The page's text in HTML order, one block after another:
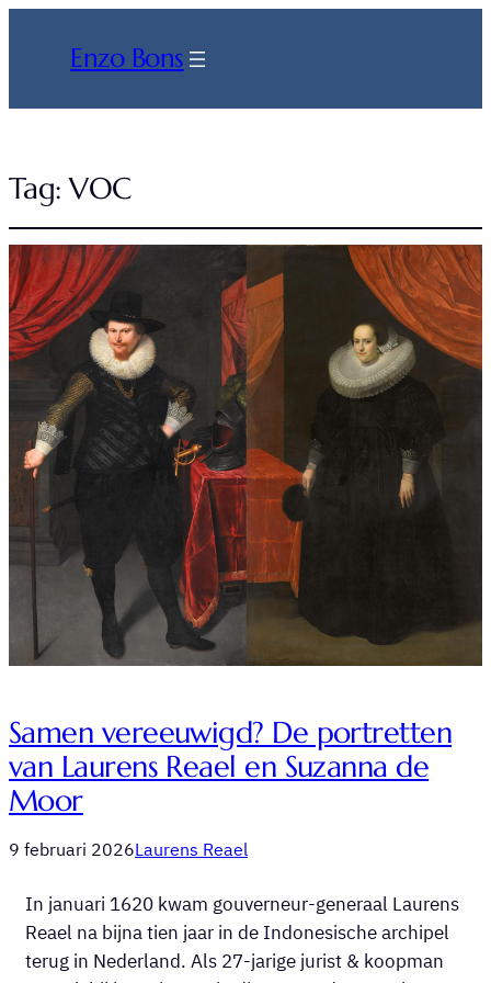
Enzo Bons
Tag:VOC
Samen vereeuwigd? De portretten
van Laurens Reael en Suzanna de
Moor
9 februari 2026Laurens Reael
In januari 1620 kwam gouverneur-generaal Laurens
Reael na bijna tien jaar in de Indonesische archipel
terug in Nederland. Als 27-jarige jurist & koopman